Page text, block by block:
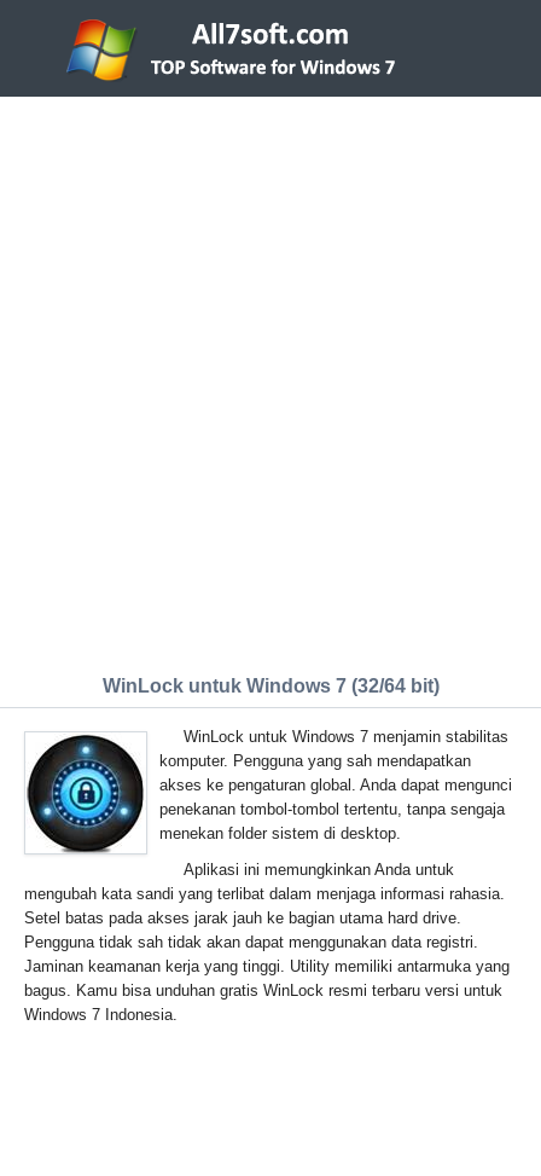
WinLock untuk Windows 7 (32/64 bit)
WinLock untuk Windows 7 menjamin stabilitas
komputer. Pengguna yang sah mendapatkan
akses ke pengaturan global. Anda dapat mengunci
penekanan tombol-tombol tertentu, tanpa sengaja
menekan folder sistem di desktop.
Aplikasi ini memungkinkan Anda untuk
mengubah kata sandi yang terlibat dalam menjaga informasi rahasia.
Setel batas pada akses jarak jauh ke bagian utama hard drive.
Pengguna tidak sah tidak akan dapat menggunakan data registri.
Jaminan keamanan kerja yang tinggi. Utility memiliki antarmuka yang
bagus. Kamu bisa unduhan gratis WinLock resmi terbaru versi untuk
Windows 7 Indonesia.